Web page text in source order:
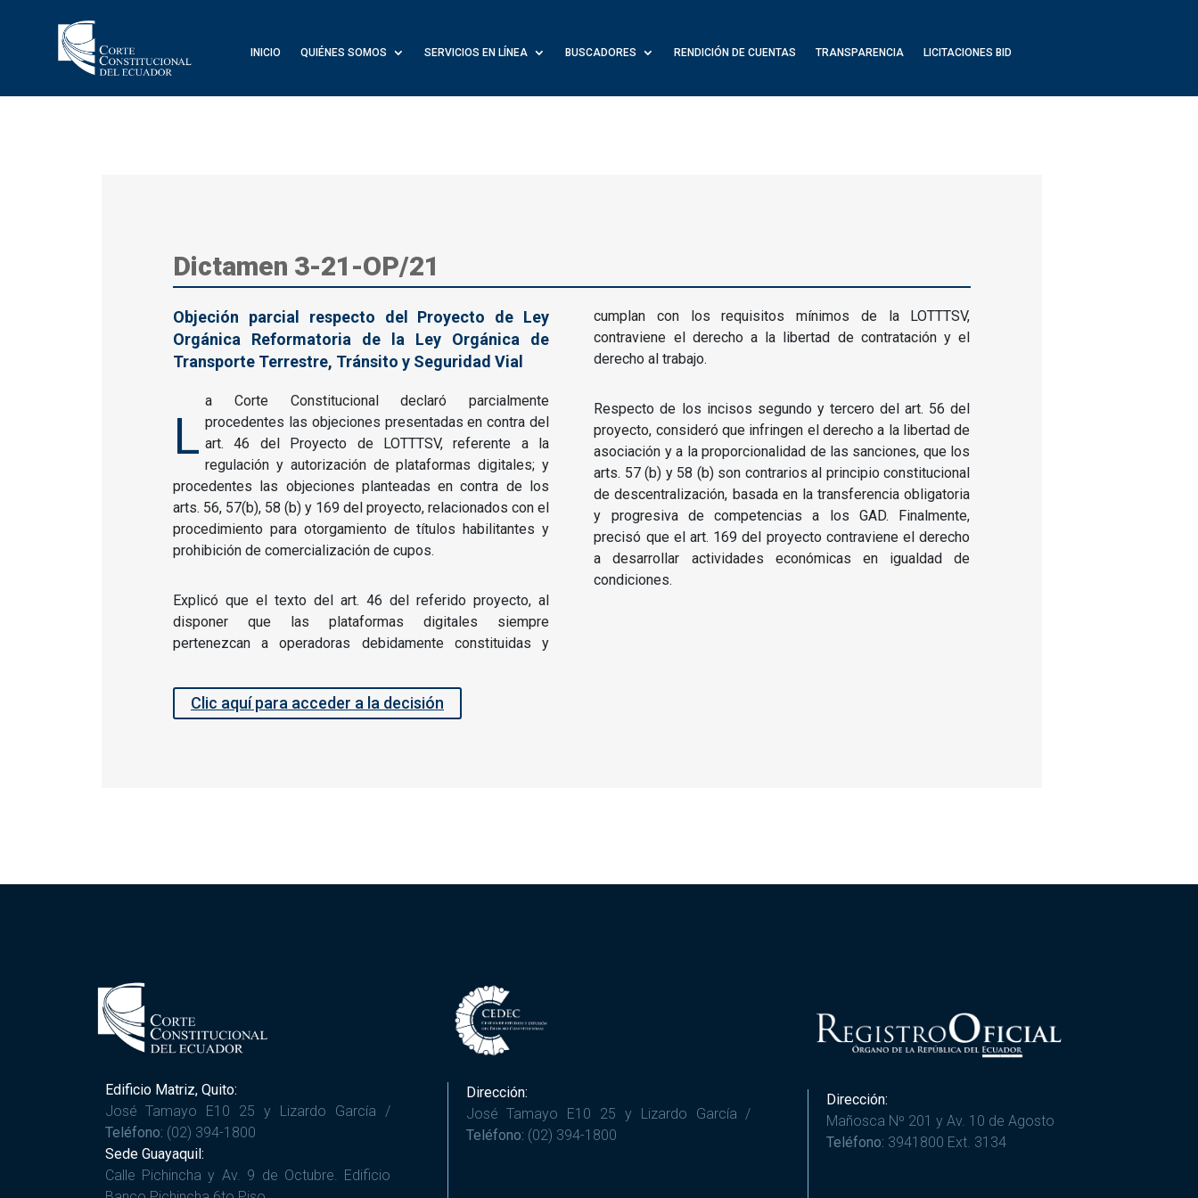
INICIO QUIÉNES SOMOS SERVICIOS EN LÍNEA BUSCADORES RENDICIÓN DE CUENTAS TRANSPARENCIA LICITACIONES BID
Dictamen 3-21-OP/21
Objeción parcial respecto del Proyecto de Ley
Orgánica Reformatoria de la Ley Orgánica de
Transporte Terrestre, Tránsito y Seguridad Vial
L
a Corte Constitucional declaró parcialmente
procedentes las objeciones presentadas en contra del
art. 46 del Proyecto de LOTTTSV, referente a la
regulación y autorización de plataformas digitales; y
procedentes las objeciones planteadas en contra de los
arts. 56, 57(b), 58 (b) y 169 del proyecto, relacionados con el
procedimiento para otorgamiento de títulos habilitantes y
prohibición de comercialización de cupos.
Explicó que el texto del art. 46 del referido proyecto, al
disponer que las plataformas digitales siempre
pertenezcan a operadoras debidamente constituidas y
cumplan con los requisitos mínimos de la LOTTTSV,
contraviene el derecho a la libertad de contratación y el
derecho al trabajo.
Respecto de los incisos segundo y tercero del art. 56 del
proyecto, consideró que infringen el derecho a la libertad de
asociación y a la proporcionalidad de las sanciones, que los
arts. 57 (b) y 58 (b) son contrarios al principio constitucional
de descentralización, basada en la transferencia obligatoria
y progresiva de competencias a los GAD. Finalmente,
precisó que el art. 169 del proyecto contraviene el derecho
a desarrollar actividades económicas en igualdad de
condiciones.
Clic aquí para acceder a la decisión
Edificio Matriz, Quito:
José Tamayo E10 25 y Lizardo García /
Teléfono: (02) 394-1800
Sede Guayaquil:
Calle Pichincha y Av. 9 de Octubre. Edificio
Dirección:
José Tamayo E10 25 y Lizardo García /
Teléfono: (02) 394-1800
Dirección:
Mañosca Nº 201 y Av. 10 de Agosto
Teléfono: 3941800 Ext. 3134